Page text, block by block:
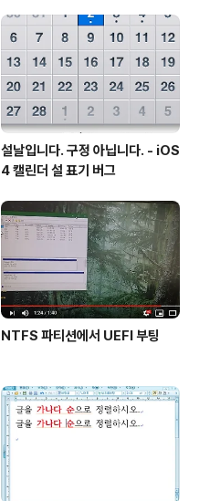
설날입니다. 구정 아닙니다. - iOS
4 캘린더 설 표기 버그
NTFS 파티션에서 UEFI 부팅